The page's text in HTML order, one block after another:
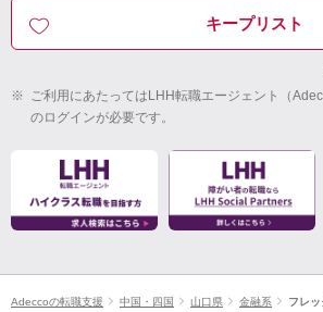
キープリスト
※ ご利用にあたってはLHH転職エージェント（
のログインが必要です。
Adeccoの転職支援 中国・四国 山口県 金融系 フレ